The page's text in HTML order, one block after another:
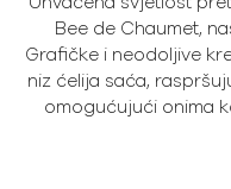
Bee de Chaumet,
Grafičke i neodoljive
niz ćelija saća,
omogućujući onima